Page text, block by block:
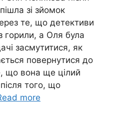
зі зйомок
те, що детективи
горили, а Оля була
засмутитися, як
повернутися до
що вона ще цілий
того, що
more